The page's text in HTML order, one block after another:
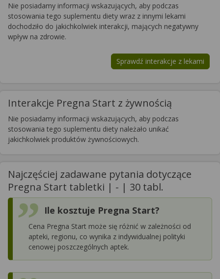
Nie posiadamy informacji wskazujących, aby podczas
stosowania tego suplementu diety wraz z innymi lekami
dochodziło do jakichkolwiek interakcji, mających negatywny
wpływ na zdrowie.
Sprawdź interakcje z lekami
Interakcje Pregna Start z żywnością
Nie posiadamy informacji wskazujących, aby podczas
stosowania tego suplementu diety należało unikać
jakichkolwiek produktów żywnościowych.
Najczęściej zadawane pytania dotyczące
Pregna Start tabletki | - | 30 tabl.
Ile kosztuje Pregna Start?
Cena Pregna Start może się różnić w zależności od
apteki, regionu, co wynika z indywidualnej polityki
cenowej poszczególnych aptek.